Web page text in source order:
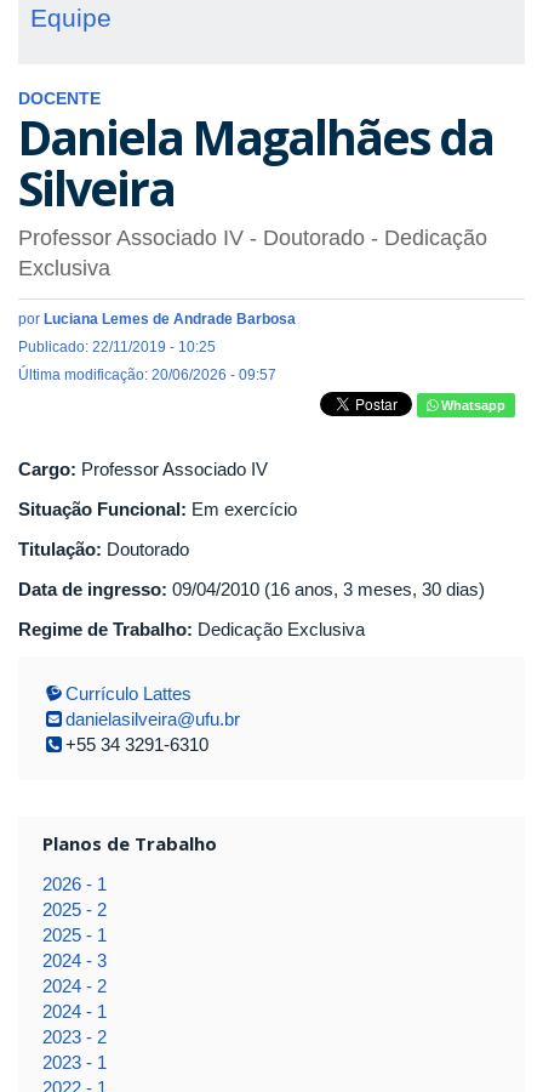
Equipe
DOCENTE
Daniela Magalhães da
Silveira
Professor Associado IV - Doutorado - Dedicação
Exclusiva
por Luciana Lemes de Andrade Barbosa
Publicado: 22/11/2019 - 10:25
Última modificação: 20/06/2026 - 09:57
Whatsapp
Cargo: Professor Associado IV
Situação Funcional: Em exercício
Titulação: Doutorado
Data de ingresso: 09/04/2010 (16 anos, 3 meses, 30 dias)
Regime de Trabalho: Dedicação Exclusiva
Currículo Lattes
danielasilveira@ufu.br
+55 34 3291-6310
Planos de Trabalho
2026 - 1
2025 - 2
2025 - 1
2024 - 3
2024 - 2
2024 - 1
2023 - 2
2023 - 1
2022 - 1